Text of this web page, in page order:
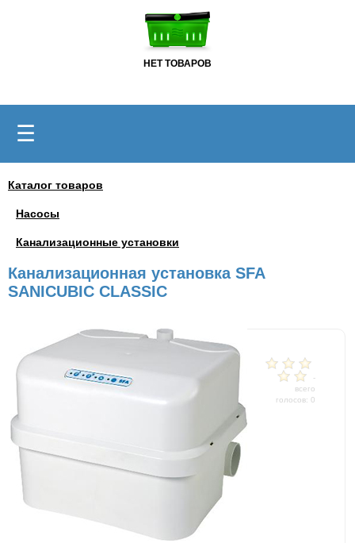
НЕТ ТОВАРОВ
☰
Каталог товаров
Насосы
Канализационные установки
Канализационная установка SFA
SANICUBIC CLASSIC
-
всего
голосов: 0